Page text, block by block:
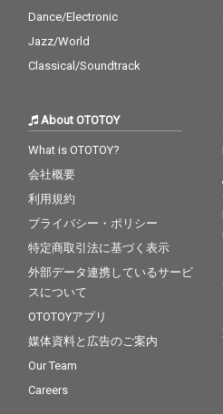
Dance/Electronic
Jazz/World
Classical/Soundtrack
About OTOTOY
What is OTOTOY?
会社概要
利用規約
プライバシー・ポリシー
特定商取引法に基づく表示
外部データ連携しているサービ
スについて
OTOTOYアプリ
媒体資料と広告のご案内
Our Team
Careers